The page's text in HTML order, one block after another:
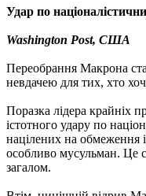
Удар по
Washington Post, США
Переобрання Макрона
невдачею для тих, хто
Поразка лідера крайніх
істотного удару по
націлених на обмеження
особливо мусульман. Це
загалом.